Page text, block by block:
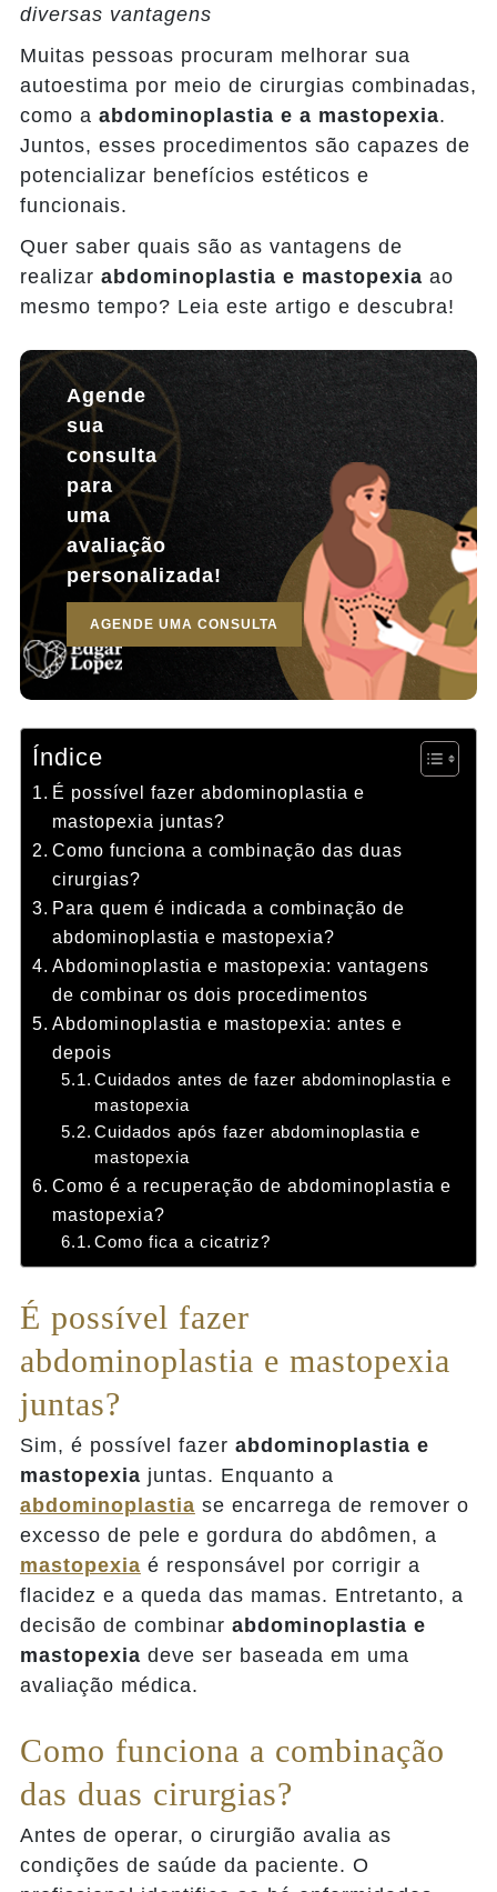
diversas vantagens
Muitas pessoas procuram melhorar sua
autoestima por meio de cirurgias combinadas,
como a abdominoplastia e a mastopexia.
Juntos, esses procedimentos são capazes de
potencializar benefícios estéticos e
funcionais.
Quer saber quais são as vantagens de
realizar abdominoplastia e mastopexia ao
mesmo tempo? Leia este artigo e descubra!
Agende
sua
consulta
para
uma
avaliação
personalizada!
AGENDE UMA CONSULTA
Índice
É possível fazer abdominoplastia e
mastopexia juntas?
Como funciona a combinação das duas
cirurgias?
Para quem é indicada a combinação de
abdominoplastia e mastopexia?
Abdominoplastia e mastopexia: vantagens
de combinar os dois procedimentos
Abdominoplastia e mastopexia: antes e
depois
Cuidados antes de fazer abdominoplastia e
mastopexia
Cuidados após fazer abdominoplastia e
mastopexia
Como é a recuperação de abdominoplastia e
mastopexia?
Como fica a cicatriz?
É possível fazer
abdominoplastia e mastopexia
juntas?
Sim, é possível fazer abdominoplastia e
mastopexia juntas. Enquanto a
abdominoplastia se encarrega de remover o
excesso de pele e gordura do abdômen, a
mastopexia é responsável por corrigir a
flacidez e a queda das mamas. Entretanto, a
decisão de combinar abdominoplastia e
mastopexia deve ser baseada em uma
avaliação médica.
Como funciona a combinação
das duas cirurgias?
Antes de operar, o cirurgião avalia as
condições de saúde da paciente. O